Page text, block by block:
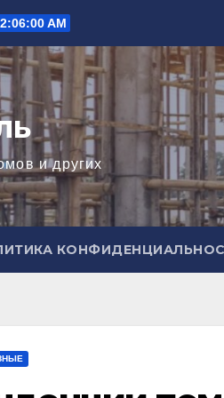
AM
и других